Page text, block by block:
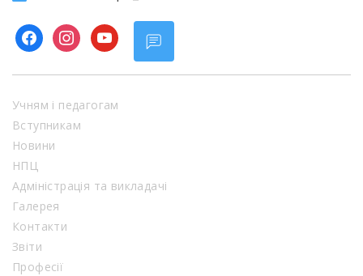
facebookinstagram
youtube
Учням і педагогам
Вступникам
Новини
НПЦ
Адміністрація та викладачі
Галерея
Контакти
Звіти
Професії